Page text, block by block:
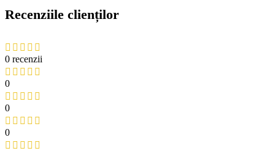
Recenziile clienților
0 recenzii
0
0
0